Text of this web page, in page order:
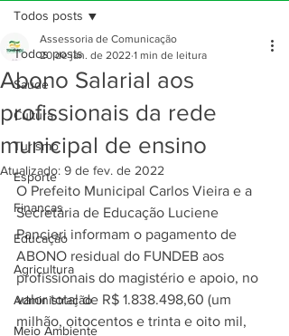
Todos posts
Saúde
Cultura
Turismo
Esporte
Finanças
Educação
Agricultura
Administração
Meio Ambiente
Todos posts
Abono Salarial aos
profissionais da rede
municipal de ensino
Assessoria de Comunicação
20 de jan. de 2022 1 min de leitura
Atualizado: 9 de fev. de 2022
O Prefeito Municipal Carlos Vieira e a
Secretária de Educação Luciene
Pancieri informam o pagamento de
ABONO residual do FUNDEB aos
profissionais do magistério e apoio, no
valor total de R$ 1.838.498,60 (um
milhão, oitocentos e trinta e oito mil,